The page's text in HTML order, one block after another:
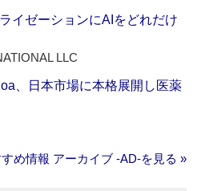
イゼーションにAIをどれだけ
LLC
、日本市場に本格展開し医薬
め情報 アーカイブ ‐AD‐を見る »